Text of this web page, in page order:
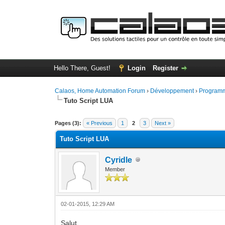
Hello There, Guest! Login Register
Calaos, Home Automation Forum › Développement›
Tuto Script LUA
Pages (3): « Previous 1 2 3 Next »
0 Vote(s) - 0 Average
1
2
3
4
5
Tuto Script LUA
Cyridle
Member
02-01-2015, 12:29 AM
Salut,